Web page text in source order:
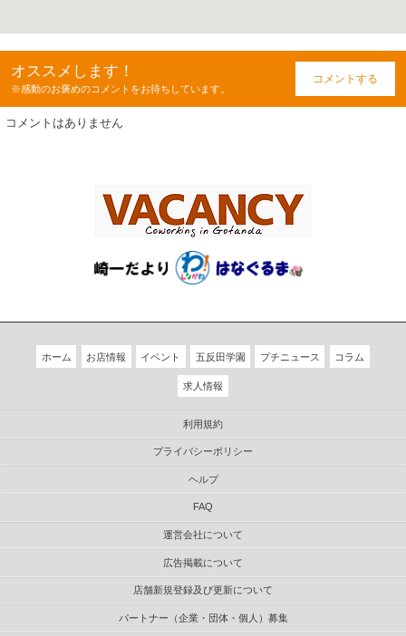
オススメします！
※感動のお褒めのコメントをお待ちしています。
コメントする
コメントはありません
ホーム お店情報 イベント 五反田学園 プチニュース コラム
求人情報
利用規約
プライバシーポリシー
ヘルプ
FAQ
運営会社について
広告掲載について
店舗新規登録及び更新について
パートナー（企業・団体・個人）募集